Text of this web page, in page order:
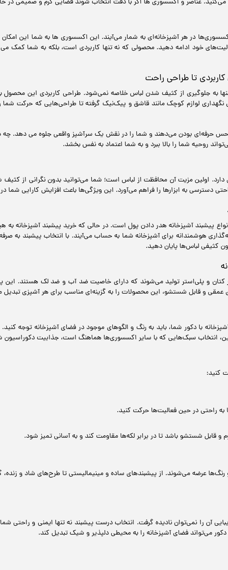
عناصر و اکسسوری ها اگر با دقت انتخاب شوند فضایی گرم و صمیمی در
اکسسوری‌ها در هر آشپزخانه‌ای به شمار می‌آیند. این اکسسوری ها به شما این
خود ادامه دهید. محصولی که نه تنها کاربردی است، بلکه به شما کمک
تا طراحی راحت
به جلوگیری از کثیف شدن لباس خلاصه نمی‌شود. طراحی کاربردی این محصول
لوازم کوچک مانند قاشق و پیک‌نیک گرفته تا طراحی‌هایی که حرکت شما
حس حرفه‌ای بودن می‌دهند و شما را در نقش یک سرآشپز واقعی جلوه می دهد. چه
روحیه شما را بالا ببرد و به شما اعتماد به نفس بخشد.
دارد. اولین مزیت آن محافظت از لباس است؛ شما می‌توانید بدون نگرانی از
دسترسی به ابزارها را فراهم می‌آورد. این ویژگی‌ها باعث افزایش کارایی شما
پیشبند آشپزخانه هدر دادن پول است. در حالی که خرید پیشبند آشپزخانه
هوشمندانه برای آشپزخانه شما به حساب می‌آیند. با انتخاب پیشبند به
کثیفی لباس‌ها پایان دهید.
کتان و پلی‌استر تولید می‌شوند که دارای خاصیت ضد آب و ضد لک هستند. این
و قابل شستشو، این محصولات را به گزینه‌ای مناسب برای هر آشپزی تبدیل
با دکور شما، باید به رنگ و الگوهای موجود در فضای آشپزخانه توجه کنید.
انتخاب سبک‌هایی که با سایر اکسسوری‌ها هماهنگ است، جذابیت دکوراسیون
کنید:
به راحتی در حین فعالیت‌ها حرکت کنید.
قابل شستشو باشد تا در برابر لکه‌ها مقاومت کند و به آسانی تمیز شود.
رنگ‌ها عرضه می‌شوند. از پیشبندهای ساده و مینیمالیستی تا طرح‌های شاد و
آن را نمی‌توان نادیده گرفت. انتخاب درست پیشبند نه تنها ایمنی و راحتی
می‌تواند فضای آشپزخانه را به محیطی دلپذیر و شیک تبدیل کند.